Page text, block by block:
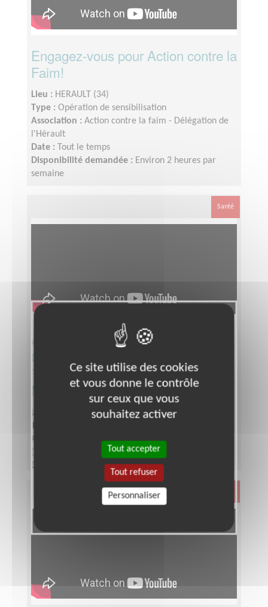
Engagez-vous pour Action contre la
Faim!
Lieu : HERAULT (34)
Type : Opération de sensibilisation
Association : Action contre la faim - Délégation de
l'Hérault
Date :
Tout le temps
Disponibilité demandée : Environ 2 heures par
semaine
Santé
Animateur de secteur : Mobiliser -
Communiquer - Développer le
Téléthon secteur de
MONTPELLIER
Lieu :
HERAULT (34)
Association :
AFM - Coordination Téléthon - Hérault
Date :
Tout le temps
Disponibilité demandée :
Quelques heures par
Ce site utilise des cookies
et vous donne le contrôle
sur ceux que vous
souhaitez activer
Tout accepter
Tout refuser
Personnaliser